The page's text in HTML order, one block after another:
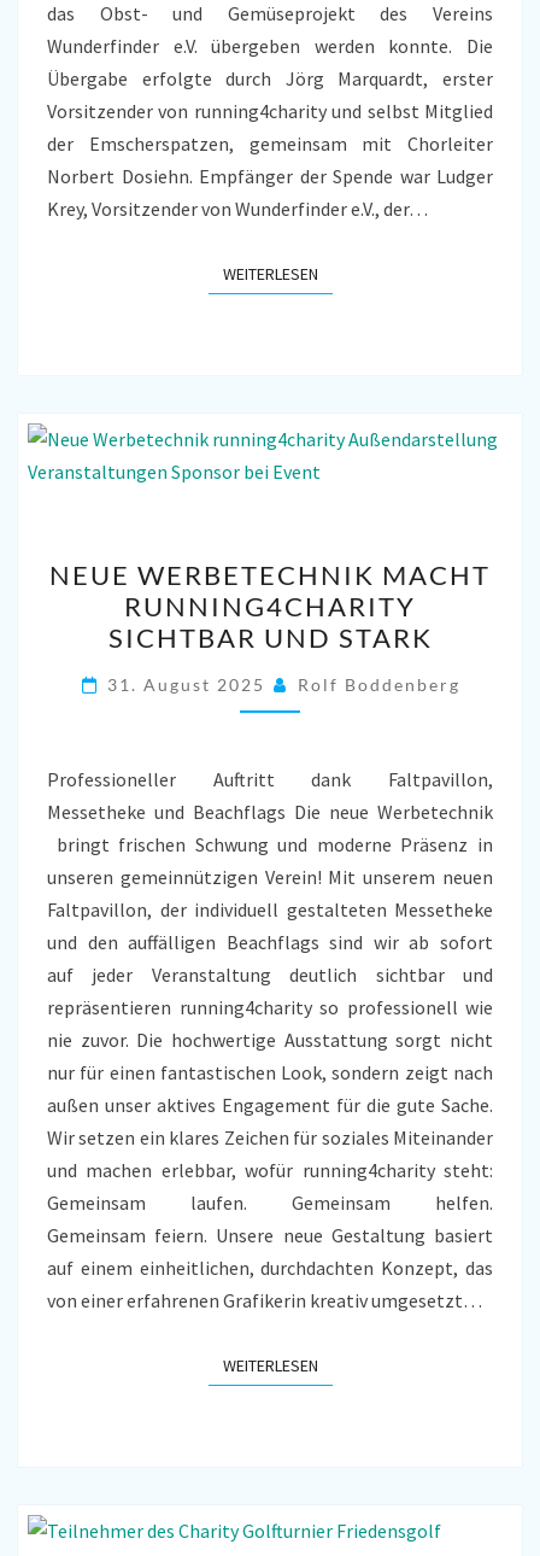
das Obst- und Gemüseprojekt des Vereins
Wunderfinder e.V. übergeben werden konnte. Die
Übergabe erfolgte durch Jörg Marquardt, erster
Vorsitzender von running4charity und selbst Mitglied
der Emscherspatzen, gemeinsam mit Chorleiter
Norbert Dosiehn. Empfänger der Spende war Ludger
Krey, Vorsitzender von Wunderfinder e.V., der…
WEITERLESENWEITERLESEN
WERBETECHNIK
MACHT
RUNNING4CHARITY
SICHTBAR
UND
NEUE WERBETECHNIK MACHT
RUNNING4CHARITY
SICHTBAR UND STARK
31. August 2025 Rolf Boddenberg
Professioneller Auftritt dank Faltpavillon,
Messetheke und Beachflags Die neue Werbetechnik
bringt frischen Schwung und moderne Präsenz in
unseren gemeinnützigen Verein! Mit unserem neuen
Faltpavillon, der individuell gestalteten Messetheke
und den auffälligen Beachflags sind wir ab sofort
auf jeder Veranstaltung deutlich sichtbar und
repräsentieren running4charity so professionell wie
nie zuvor. Die hochwertige Ausstattung sorgt nicht
nur für einen fantastischen Look, sondern zeigt nach
außen unser aktives Engagement für die gute Sache.
Wir setzen ein klares Zeichen für soziales Miteinander
und machen erlebbar, wofür running4charity steht:
Gemeinsam laufen. Gemeinsam helfen.
Gemeinsam feiern. Unsere neue Gestaltung basiert
auf einem einheitlichen, durchdachten Konzept, das
von einer erfahrenen Grafikerin kreativ umgesetzt…
WEITERLESENWEITERLESEN